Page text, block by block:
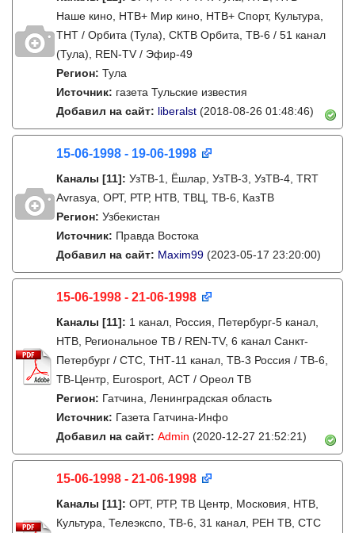
Наше кино, НТВ+ Мир кино, НТВ+ Спорт, Культура,
ТНТ / Орбита (Тула), СКТВ Орбита, ТВ-6 / 51 канал
(Тула), REN-TV / Эфир-49
Регион: Тула
Источник: газета Тульские известия
Добавил на сайт: liberalst (2018-08-26 01:48:46)
15-06-1998 - 19-06-1998
Каналы [11]: УзТВ-1, Ëшлар, УзТВ-3, УзТВ-4, TRT
Avrasya, ОРТ, РТР, НТВ, ТВЦ, ТВ-6, КазТВ
Регион: Узбекистан
Источник: Правда Востока
Добавил на сайт: Maxim99 (2023-05-17 23:20:00)
15-06-1998 - 21-06-1998
Каналы [11]: 1 канал, Россия, Петербург-5 канал,
НТВ, Региональное ТВ / REN-TV, 6 канал Санкт-
Петербург / СТС, ТНТ-11 канал, ТВ-3 Россия / ТВ-6,
ТВ-Центр, Eurosport, АСТ / Ореол ТВ
Регион: Гатчина, Ленинградская область
Источник: Газета Гатчина-Инфо
Добавил на сайт: Admin (2020-12-27 21:52:21)
15-06-1998 - 21-06-1998
Каналы [11]: ОРТ, РТР, ТВ Центр, Московия, НТВ,
Культура, Телеэкспо, ТВ-6, 31 канал, РЕН ТВ, СТС